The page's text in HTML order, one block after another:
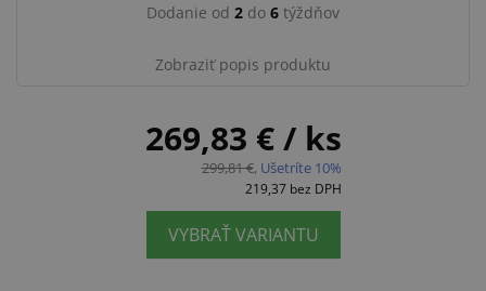
Dodanie od 2 do 6 týždňov
Zobraziť popis produktu
269,83 € / ks
299,81 €, Ušetríte 10%
219,37 bez DPH
VYBRAŤ VARIANTU